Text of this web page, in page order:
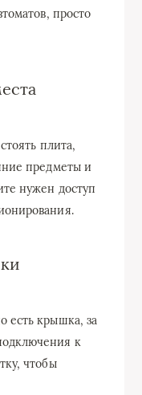
просто
плита,
предметы и
нужен доступ
есть крышка, за
к
чтобы